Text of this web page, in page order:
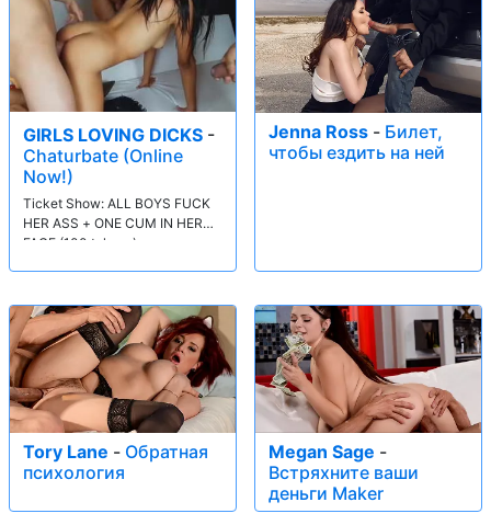
GIRLS LOVING DICKS -
Chaturbate (Online
Now!)
Ticket Show: ALL BOYS FUCK
HER ASS + ONE CUM IN HER
FACE (100 tokens)
Jenna Ross - Билет,
чтобы ездить на ней
Tory Lane - Обратная
психология
Megan Sage -
Встряхните ваши
деньги Maker